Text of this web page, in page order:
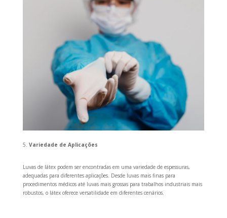
Variedade de Aplicações
Luvas de látex podem ser encontradas em uma variedade de espessuras,
adequadas para diferentes aplicações. Desde luvas mais finas para
procedimentos médicos até luvas mais grossas para trabalhos industriais mais
robustos, o látex oferece versatilidade em diferentes cenários.